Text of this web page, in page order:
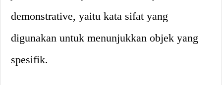
demonstrative, yaitu kata sifat yang
digunakan untuk menunjukkan objek yang
spesifik.